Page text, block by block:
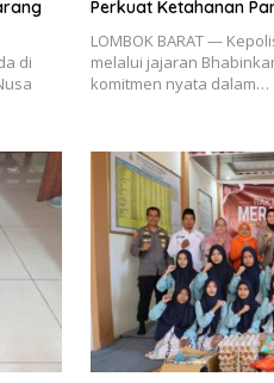
di
Perkuat Ketahanan
LOMBOK BARAT —
melalui jajaran
komitmen nyata dalam…